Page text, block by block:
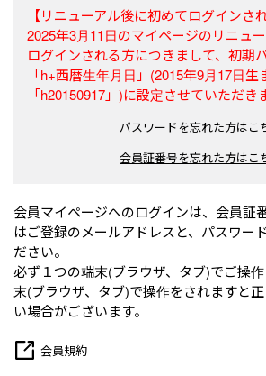
【リニューアル後に初めてログインさ
2025年3月11日のマイページのリニュ
ログインされる方につきまして、初期
「h+西暦生年月日」(2015年9月17日生
「h20150917」)に設定させていただき
パスワードを忘れた方はこ
会員証番号を忘れた方はこ
会員マイページへのログインは、会員証
はご登録のメールアドレスと、パスワー
ださい。
必ず１つの端末(ブラウザ、タブ)でご操
末(ブラウザ、タブ)で操作をされますと
い場合がございます。
会員規約